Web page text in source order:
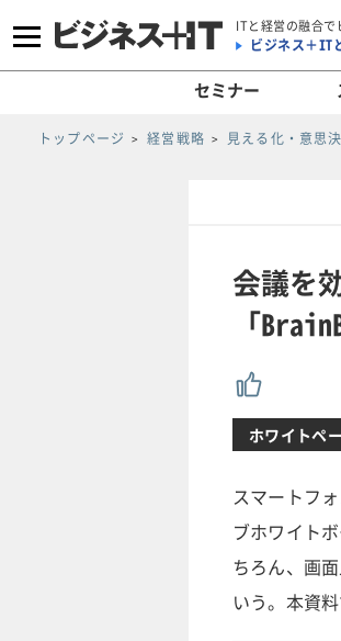
ITと経営の融合で
ビジネス＋IT
セミナー
トップページ 経営戦略 見える化・意思
会議を
「
ホワイトペ
スマートフ
ブホワイト
ちろん、画
いう。本資